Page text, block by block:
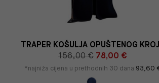
TRAPER KOŠULJA OPUŠTENOG
156,00 € 78,00 €
*najniža cijena u prethodnih 30 dana 93,60